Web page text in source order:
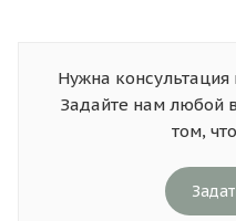
Нужна
Задайте нам любой
том,